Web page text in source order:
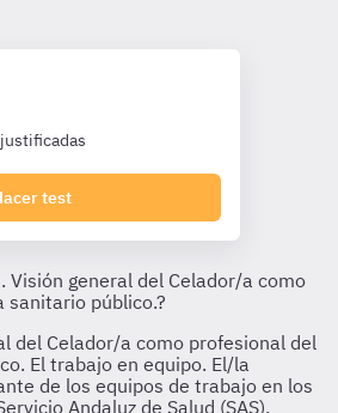
test